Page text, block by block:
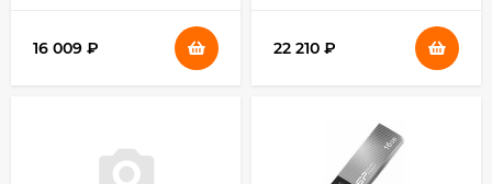
16 009 ₽ 22 210 ₽